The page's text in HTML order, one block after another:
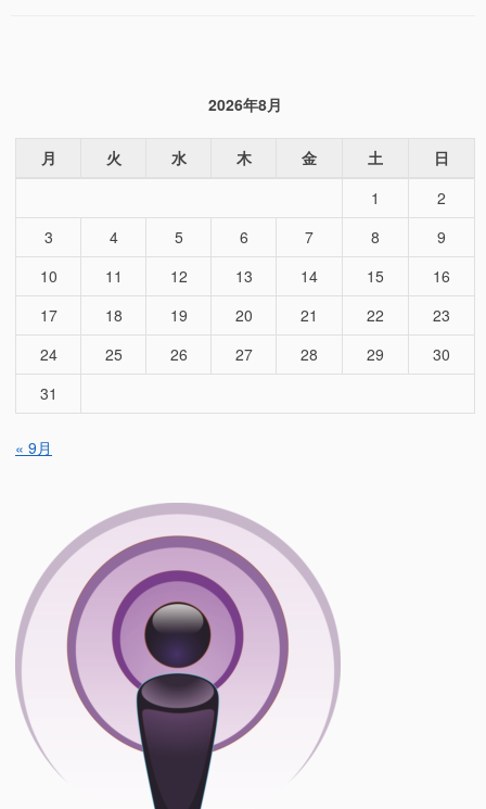
る
い
ち
の
支
配
へ”の
か
ら
義
よ
る
い
の
ち
の
支
配
へ
に
2026年8月
月 火 水 木 金 土
日
1
2
3
4 5 6 7 8
9
10
11 12 13 14 15
16
17
18 19 20 21 22
23
24
25 26 27 28 29
30
31
« 9月